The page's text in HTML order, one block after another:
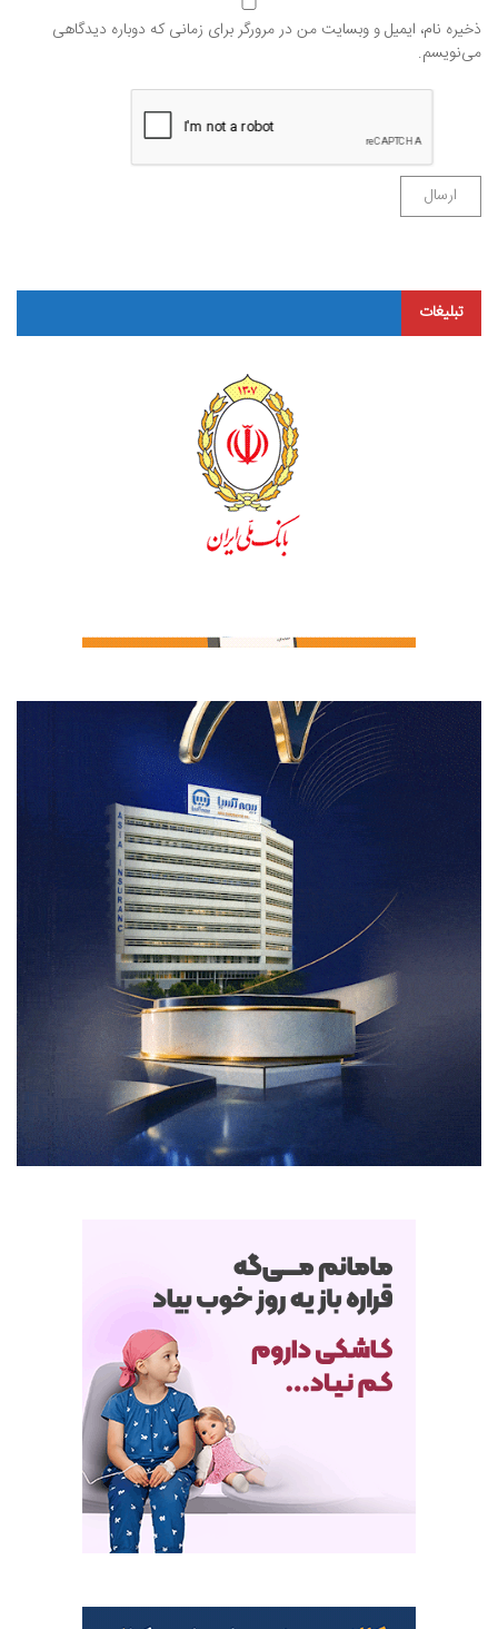
ذخیره نام، ایمیل و وبسایت من در مرورگر برای زمانی که دوباره دیدگاهی
می‌نویسم.
تبلیغات